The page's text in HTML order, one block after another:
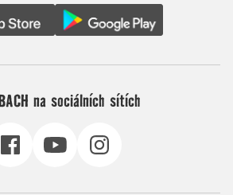
na sociálních sítích